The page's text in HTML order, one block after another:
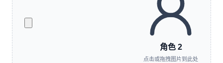
角色 2
点击或拖拽图片到此处